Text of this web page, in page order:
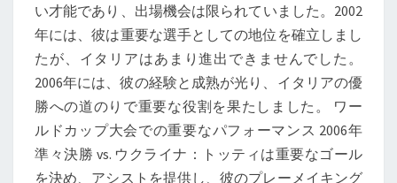
い才能であり、出場機会は限られていました。2002
年には、彼は重要な選手としての地位を確立しまし
たが、イタリアはあまり進出できませんでした。
2006年には、彼の経験と成熟が光り、イタリアの優
勝への道のりで重要な役割を果たしました。 ワー
ルドカップ大会での重要なパフォーマンス 2006年
準々決勝 vs. ウクライナ：トッティは重要なゴール
を決め、アシストを提供し、彼のプレーメイキング